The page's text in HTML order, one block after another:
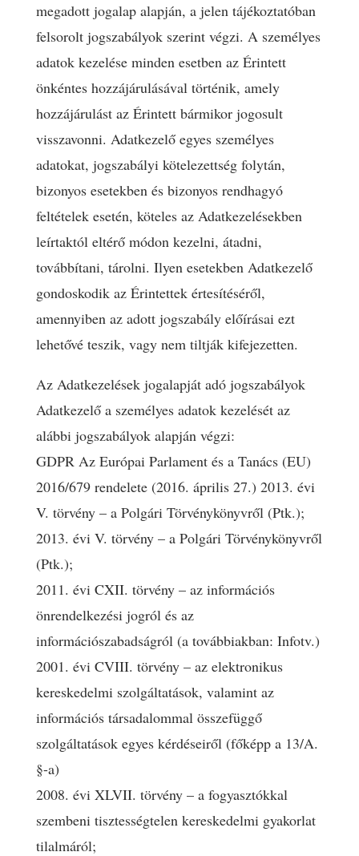
megadott jogalap alapján, a jelen tájékoztatóban
felsorolt jogszabályok szerint végzi. A személyes
adatok kezelése minden esetben az Érintett
önkéntes hozzájárulásával történik, amely
hozzájárulást az Érintett bármikor jogosult
visszavonni. Adatkezelő egyes személyes
adatokat, jogszabályi kötelezettség folytán,
bizonyos esetekben és bizonyos rendhagyó
feltételek esetén, köteles az Adatkezelésekben
leírtaktól eltérő módon kezelni, átadni,
továbbítani, tárolni. Ilyen esetekben Adatkezelő
gondoskodik az Érintettek értesítéséről,
amennyiben az adott jogszabály előírásai ezt
lehetővé teszik, vagy nem tiltják kifejezetten.
Az Adatkezelések jogalapját adó jogszabályok
Adatkezelő a személyes adatok kezelését az
alábbi jogszabályok alapján végzi:
GDPR Az Európai Parlament és a Tanács (EU)
2016/679 rendelete (2016. április 27.) 2013. évi
V. törvény – a Polgári Törvénykönyvről (Ptk.);
2013. évi V. törvény – a Polgári Törvénykönyvről
(Ptk.);
2011. évi CXII. törvény – az információs
önrendelkezési jogról és az
információszabadságról (a továbbiakban: Infotv.)
2001. évi CVIII. törvény – az elektronikus
kereskedelmi szolgáltatások, valamint az
információs társadalommal összefüggő
szolgáltatások egyes kérdéseiről (főképp a 13/A.
§-a)
2008. évi XLVII. törvény – a fogyasztókkal
szembeni tisztességtelen kereskedelmi gyakorlat
tilalmáról;